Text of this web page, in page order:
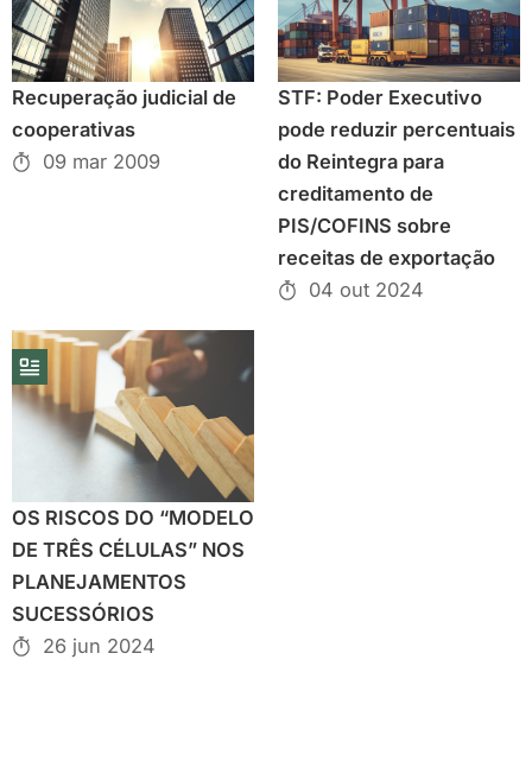
Recuperação judicial de
cooperativas
09 mar 2009
STF: Poder Executivo
pode reduzir percentuais
do Reintegra para
creditamento de
PIS/COFINS sobre
receitas de exportação
04 out 2024
OS RISCOS DO “MODELO
DE TRÊS CÉLULAS” NOS
PLANEJAMENTOS
SUCESSÓRIOS
26 jun 2024